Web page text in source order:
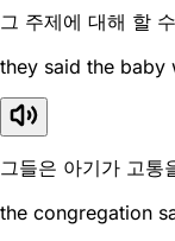
그 주제에 대해 할
they said the baby
그들은 아기가 고통
the congregation